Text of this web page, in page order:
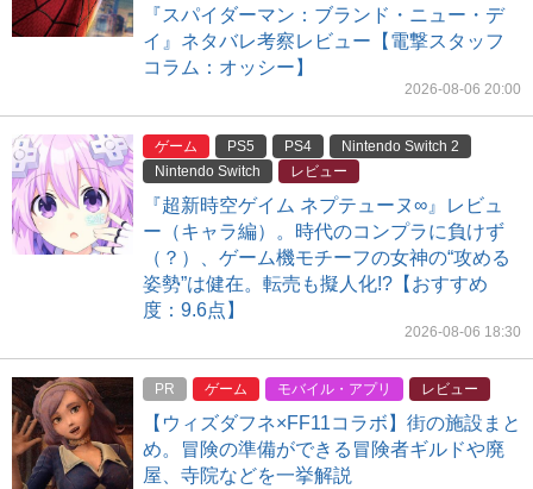
『スパイダーマン：ブランド・ニュー・デ
イ』ネタバレ考察レビュー【電撃スタッフ
コラム：オッシー】
2026-08-06 20:00
ゲーム PS5 PS4
Nintendo Switch 2
Nintendo Switch
レビュー
『超新時空ゲイム ネプテューヌ∞』レビュ
ー（キャラ編）。時代のコンプラに負けず
（？）、ゲーム機モチーフの女神の“攻める
姿勢”は健在。転売も擬人化!?【おすすめ
度：9.6点】
2026-08-06 18:30
PR ゲーム モバイル・アプリ レビュー
【ウィズダフネ×FF11コラボ】街の施設まと
め。冒険の準備ができる冒険者ギルドや廃
屋、寺院などを一挙解説